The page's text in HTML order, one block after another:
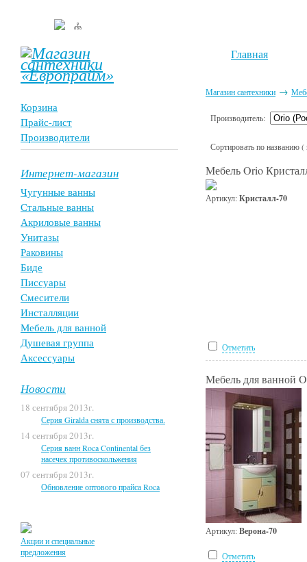
Главная
Корзина
Прайс-лист
Производители
Интернет-магазин
Чугунные ванны
Стальные ванны
Акриловые ванны
Унитазы
Раковины
Биде
Писсуары
Смесители
Инсталляции
Мебель для ванной
Душевая группа
Аксессуары
Новости
18 сентября 2013г.
Серия Giralda снята с производства.
14 сентября 2013г.
Серия ванн Roca Continental без
насечек противоскольжения
07 сентября 2013г.
Обновление оптового прайса Roca
Акции и специальные
предложения
Магазин сантехники →
Производитель:
Сортировать по названию
Мебель Orio
Артикул:Кристалл-70
Отметить
Мебель для ванной
Артикул:Верона-70
Отметить